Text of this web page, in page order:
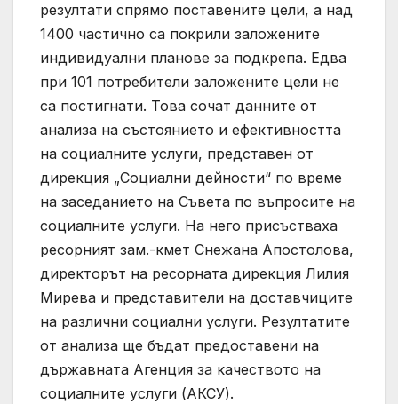
резултати спрямо поставените цели, а над
1400 частично са покрили заложените
индивидуални планове за подкрепа. Едва
при 101 потребители заложените цели не
са постигнати. Това сочат данните от
анализа на състоянието и ефективността
на социалните услуги, представен от
дирекция „Социални дейности“ по време
на заседанието на Съвета по въпросите на
социалните услуги. На него присъстваха
ресорният зам.-кмет Снежана Апостолова,
директорът на ресорната дирекция Лилия
Мирева и представители на доставчиците
на различни социални услуги. Резултатите
от анализа ще бъдат предоставени на
държавната Агенция за качеството на
социалните услуги (АКСУ).